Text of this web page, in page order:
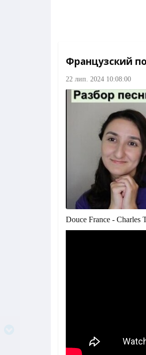
Французский
22 лип. 2024 10:08:00
Douce France - Charles